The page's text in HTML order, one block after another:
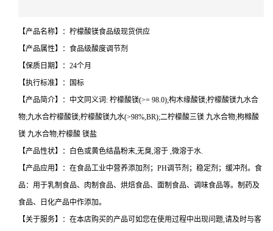
【产品名称】：柠檬酸镁食品级现货供应
【产品属性】：食品级酸度调节剂
【保质日期】：24个月
【执行标准】：国标
【产品简介】：中文同义词: 柠檬酸镁(>= 98.0);构木缘酸镁;柠檬酸镁九水合
物;九水合柠檬酸镁;柠檬酸镁九水(>98%,BR);二柠檬酸三镁 九水合物;枸橼酸
镁 九水合物;柠檬酸 镁盐
【产品性状】：白色或黄色结晶粉末,无臭,溶于 ,微溶于水.
【产品应用】：在食品工业中营养添加剂；PH调节剂；稳定剂；缓冲剂。食
品：用于乳制食品、肉制食品、烘焙食品、面制食品、调味食品等。制药及
食品、日化产品中作添加。
【关于服务】：在本店购买的产品可如您在使用过程中出现问题,请及时与客